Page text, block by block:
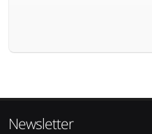
Newsletter